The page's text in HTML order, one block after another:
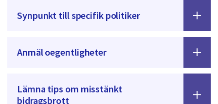
Synpunkt till specifik politiker
Anmäl oegentligheter
Lämna tips om misstänkt
bidragsbrott